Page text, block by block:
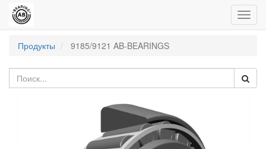
Продукты
9185/9121 AB-BEARINGS